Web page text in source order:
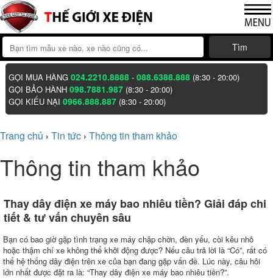
Tìm
GỌI MUA HÀNG024.2210.8888 -088.6388.888 (8:30 - 20:00)
GỌI BẢO HÀNH098.7881.987 (8:30 - 20:00)
GỌI KIẾU NẠI0966.888.887 (8:30 - 20:00)
Trang chủ › Tin tức › Thông tin tham khảo
Thông tin tham khảo
Thay dây điện xe máy bao nhiêu tiền? Giải đáp chi
tiết & tư vấn chuyên sâu
Bạn có bao giờ gặp tình trạng xe máy chập chờn, đèn yếu, còi kêu nhỏ
hoặc thậm chí xe không thể khởi động được? Nếu câu trả lời là “Có”, rất có
thể hệ thống dây điện trên xe của bạn đang gặp vấn đề. Lúc này, câu hỏi
lớn nhất được đặt ra là: “Thay dây điện xe máy bao nhiêu tiền?”.